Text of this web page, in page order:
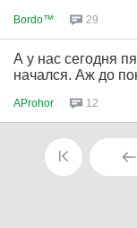
Bordo™ 29
А у нас сегодня
начался. Аж до
AProhor 12